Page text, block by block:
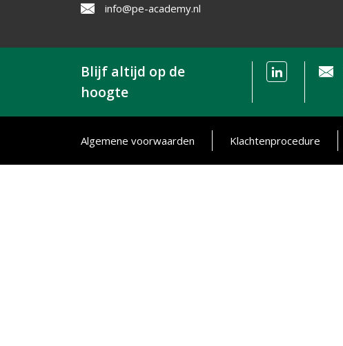
info@pe-academy.nl
Blijf altijd op de
hoogte
Algemene voorwaarden Klachtenprocedure